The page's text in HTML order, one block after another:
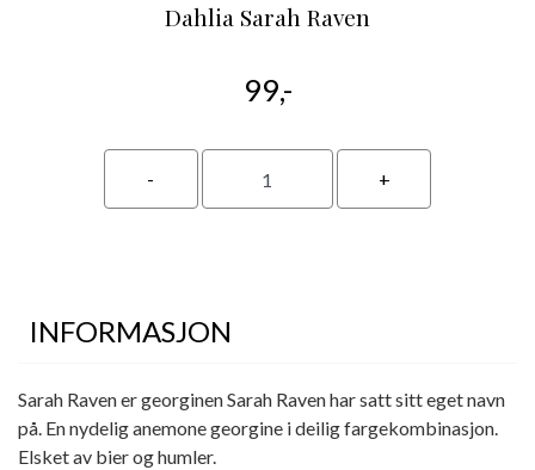
Dahlia Sarah Raven
99,-
INFORMASJON
Sarah Raven er georginen Sarah Raven har satt sitt eget navn
på. En nydelig anemone georgine i deilig fargekombinasjon.
Elsket av bier og humler.